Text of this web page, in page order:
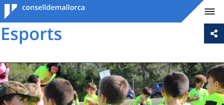
Consell de
Mallorca